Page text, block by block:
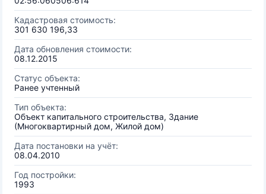
Кадастровая стоимость:
301 630 196,33
Дата обновления стоимости:
08.12.2015
Статус объекта:
Ранее учтенный
Тип объекта:
Объект капитального строительства, Здание
(Многоквартирный дом, Жилой дом)
Дата постановки на учёт:
08.04.2010
Год постройки:
1993